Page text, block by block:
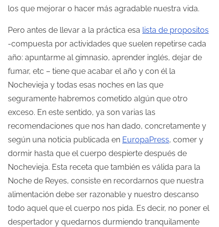
t
r
a
d
e
l
a
e
n
t
r
a
d
a
los que mejorar o hacer más agradable nuestra vida.
Pero antes de llevar a la práctica esa lista de propositos
-compuesta por actividades que suelen repetirse cada
año: apuntarme al gimnasio, aprender inglés, dejar de
fumar, etc – tiene que acabar el año y con él la
Nochevieja y todas esas noches en las que
seguramente habremos cometido algún que otro
exceso. En este sentido, ya son varias las
recomendaciones que nos han dado, concretamente y
según una noticia publicada en EuropaPress, comer y
dormir hasta que el cuerpo despierte después de
Nochevieja. Esta receta que también es válida para la
Noche de Reyes, consiste en recordarnos que nuestra
alimentación debe ser razonable y nuestro descanso
todo aquel que el cuerpo nos pida. Es decir, no poner el
despertador y quedarnos durmiendo tranquilamente